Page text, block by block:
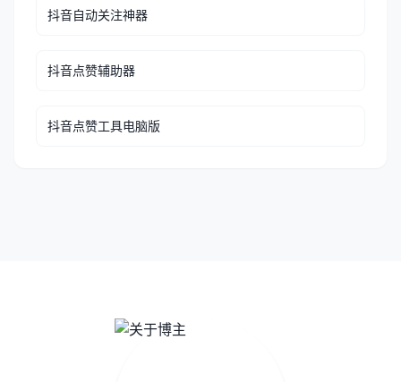
抖音自动关注神器
抖音点赞辅助器
抖音点赞工具电脑版